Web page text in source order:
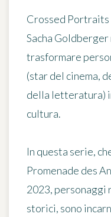
Crossed Portraits
Sacha
trasformare
(star del cinema,
della letteratura)
cultura.
In questa serie,
Promenade des
2023, personaggi
storici, sono